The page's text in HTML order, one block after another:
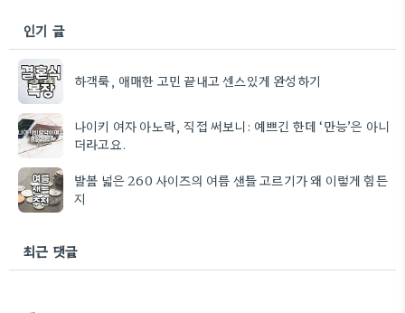
인기 글
하객룩, 애매한 고민 끝내고 센스있게 완성하기
나이키 여자 아노락, 직접 써보니: 예쁘긴 한데 ‘만능’은 아니
더라고요.
발볼 넓은 260 사이즈의 여름 샌들 고르기가 왜 이렇게 힘든
지
최근 댓글